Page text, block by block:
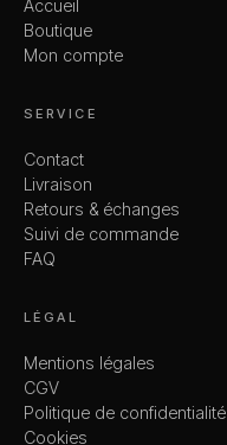
Accueil
Boutique
Mon compte
SERVICE
Contact
Livraison
Retours & échanges
Suivi de commande
FAQ
LÉGAL
Mentions légales
CGV
Politique de confidentialité
Cookies